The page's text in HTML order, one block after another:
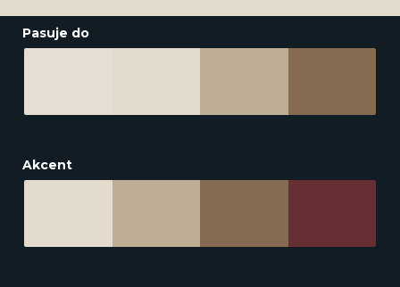
Pasuje do
Akcent